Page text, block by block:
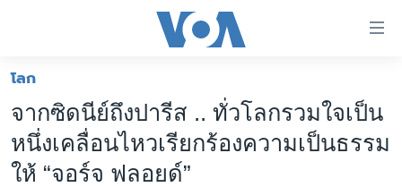
ต่อ
ไป
เนื้อหา
หลัก
โลก
เอเชีย
โลก
จากซิดนีย์ถึงปารีส .. ทั่วโลกรวมใจเป็น
หนึ่งเคลื่อนไหวเรียกร้องความเป็นธรรม
ให้ “จอร์จ ฟลอยด์”